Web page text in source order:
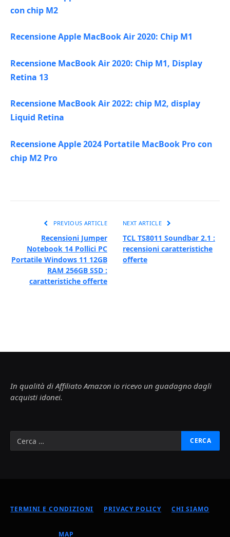
con chip M2
Recensione Apple MacBook Air 2020: Chip M1
Recensione MacBook Air 2020: Chip M1, Display
Retina 13
Recensione MacBook Air 2022: chip M2, display
Liquid Retina
Recensione Apple 2024 Portatile MacBook Pro con
chip M2 Pro
PREVIOUS ARTICLE
Recensioni Jumper
Notebook 14 Pollici PC
Portatile Windows 11 12GB
RAM 256GB SSD :
caratteristiche offerte
NEXT ARTICLE
TCL TS8011 Soundbar 2.1 :
recensioni caratteristiche
offerte
In qualità di Affiliato Amazon io ricevo un guadagno dagli
acquisti idonei.
TERMINI E CONDIZIONI PRIVACY POLICY CHI SIAMO
MAP